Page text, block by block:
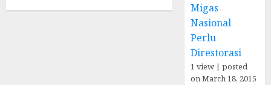
Migas
Nasional
Perlu
Direstorasi
1 view |posted
on March 18, 2015